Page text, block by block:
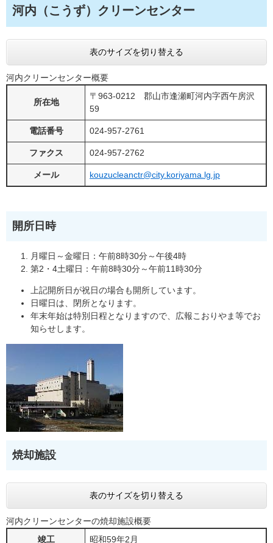
河内（こうず）クリーンセンター
表のサイズを切り替える
河内クリーンセンター概要
所在地
〒963-0212 郡山市逢瀬町河内字西午房沢
59
電話番号 024-957-2761
ファクス 024-957-2762
メール kouzucleanctr@city.koriyama.lg.jp
開所日時
月曜日～金曜日：午前8時30分～午後4時
第2・4土曜日：午前8時30分～午前11時30分
上記開所日が祝日の場合も開所しています。
日曜日は、閉所となります。
年末年始は特別日程となりますので、広報こおりやま等でお
知らせします。
焼却施設
表のサイズを切り替える
河内クリーンセンターの焼却施設概要
竣工
昭和59年2月